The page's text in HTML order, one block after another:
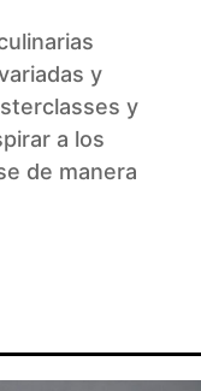
y
y
a los
de manera